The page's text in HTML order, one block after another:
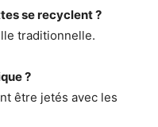
se recyclent ?
traditionnelle.
?
être jetés avec les